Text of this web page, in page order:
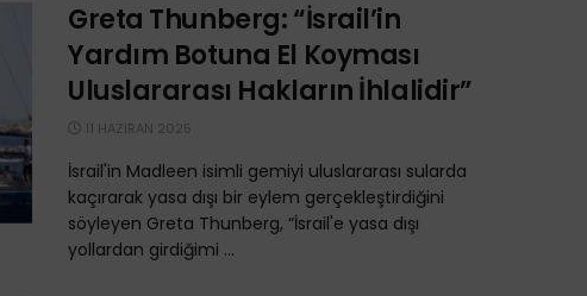
Greta Thunberg: “İsrail’in
Yardım Botuna El Koyması
Uluslararası Hakların İhlalidir”
11 HAZIRAN 2025
İsrail'in Madleen isimli gemiyi uluslararası sularda
kaçırarak yasa dışı bir eylem gerçekleştirdiğini
söyleyen Greta Thunberg, “İsrail'e yasa dışı
yollardan girdiğimi ...